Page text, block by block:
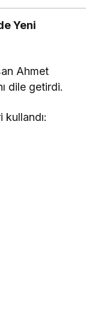
Yeni
Ahmet
dile getirdi.
kullandı: